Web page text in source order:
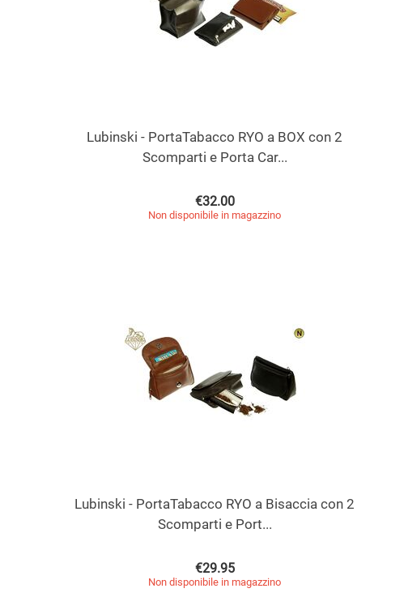
Lubinski - PortaTabacco RYO a BOX con 2
Scomparti e Porta Car...
€32.00
Non disponibile in magazzino
Lubinski - PortaTabacco RYO a Bisaccia con 2
Scomparti e Port...
€29.95
Non disponibile in magazzino